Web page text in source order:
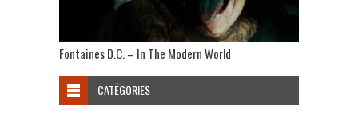
Fontaines D.C. – In The Modern World
CATÉGORIES